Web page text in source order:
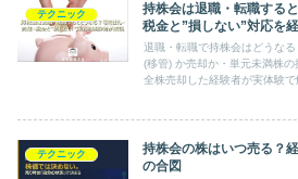
テクニック
持株会は退職・転職する
税金と”損しない”対応を
退職・転職で持株会はどうな
(移管) か売却か・単元未満株
全株売却した経験者が実体験
テクニック
持株会の株はいつ売る？
の合図